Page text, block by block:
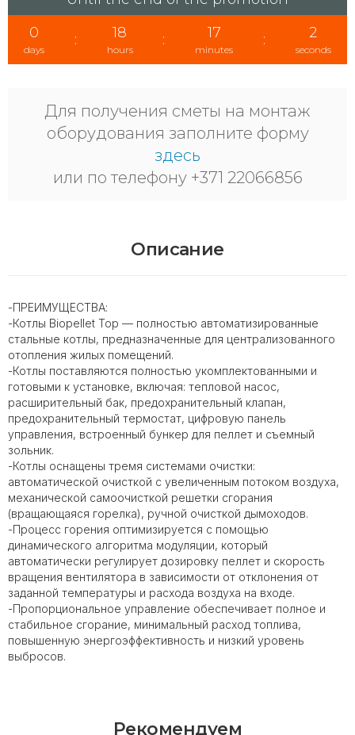
0
days
: 18
hours
: 17
minutes
: 2
seconds
Для получения сметы на монтаж
оборудования заполните форму
здесь
или по телефону +371 22066856
Описание
-ПРЕИМУЩЕСТВА:
-Котлы Biopellet Top — полностью автоматизированные
стальные котлы, предназначенные для централизованного
отопления жилых помещений.
-Котлы поставляются полностью укомплектованными и
готовыми к установке, включая: тепловой насос,
расширительный бак, предохранительный клапан,
предохранительный термостат, цифровую панель
управления, встроенный бункер для пеллет и съемный
зольник.
-Котлы оснащены тремя системами очистки:
автоматической очисткой с увеличенным потоком воздуха,
механической самоочисткой решетки сгорания
(вращающаяся горелка), ручной очисткой дымоходов.
-Процесс горения оптимизируется с помощью
динамического алгоритма модуляции, который
автоматически регулирует дозировку пеллет и скорость
вращения вентилятора в зависимости от отклонения от
заданной температуры и расхода воздуха на входе.
-Пропорциональное управление обеспечивает полное и
стабильное сгорание, минимальный расход топлива,
повышенную энергоэффективность и низкий уровень
выбросов.
Рекомендуем